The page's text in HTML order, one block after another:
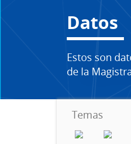
Datos
Estos son
de la
Temas